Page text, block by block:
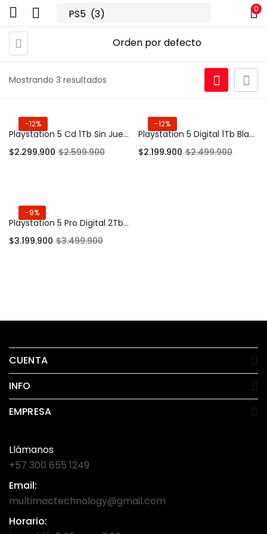
0
Mostrando 3 resultados
-12%
Playstation 5 Cd 1Tb Sin Juegos Blanco (Nueva)
$2.299.900 $2.599.900
-12%
Playstation 5 Digital 1Tb Blanco (Nueva)
$2.199.900 $2.499.900
-9%
Playstation 5 Pro Digital 2Tb Sin Juegos Negro (Nueva)
$3.199.900 $3.499.900
CUENTA
INFO
EMPRESA
Llámanos
+57 300 655 1249
Email:
multimactechnology@gmail.com
Horario: